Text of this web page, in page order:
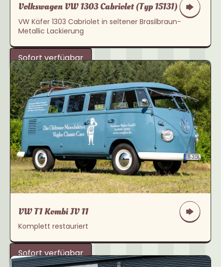
Volkswagen VW 1303 Cabriolet (Typ 15131)
VW Käfer 1303 Cabriolet in seltener Brasilbraun-
Metallic Lackierung
Sofort verfügbar
VW T1 Kombi JV 11
Komplett restauriert
Sofort verfügbar